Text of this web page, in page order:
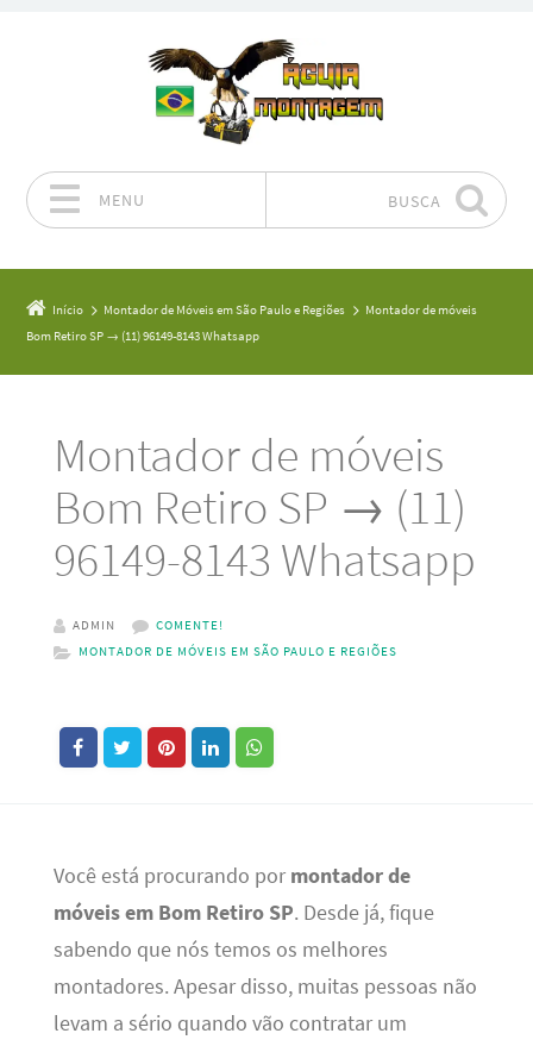
MENU BUSCA
Início Montador de Móveis em São Paulo e Regiões
Montador de móveis
Bom Retiro SP → (11) 96149-8143 Whatsapp
Montador de móveis
Bom Retiro SP → (11)
96149-8143 Whatsapp
ADMIN
COMENTE!
MONTADOR DE MÓVEIS EM SÃO PAULO E REGIÕES
Você está procurando por montador de
móveis em Bom Retiro SP. Desde já, fique
sabendo que nós temos os melhores
montadores. Apesar disso, muitas pessoas não
levam a sério quando vão contratar um